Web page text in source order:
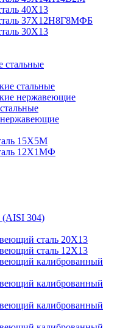
40Х13
37Х12Н8Г8МФБ
30Х13
стальные
стальные
нержавеющие
15Х5М
12Х1МФ
(AISI 304)
сталь 20Х13
сталь 12Х13
калиброванный
калиброванный
калиброванный